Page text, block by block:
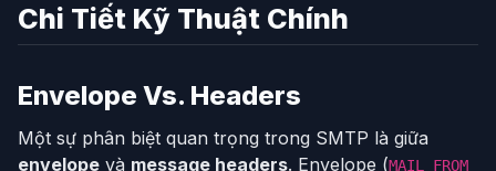
Chi Tiết Kỹ Thuật Chính
Envelope Vs. Headers
Một sự phân biệt quan trọng trong SMTP là giữa
envelope và message headers. Envelope (MAIL FROM